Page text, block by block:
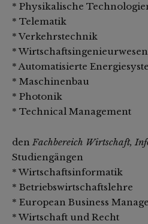
* Physikalische
* Telematik
* Verkehrstechnik
* Wirtschaftsingenieurwesen
* Automatisierte
* Maschinenbau
* Photonik
* Technical Management
denFachbereich Wirtschaft,
Studiengängen
* Wirtschaftsinformatik
* Betriebswirtschaftslehre
* European Business
* Wirtschaft und Recht